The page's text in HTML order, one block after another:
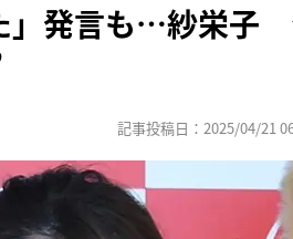
」発言も…紗栄子
記事投稿日：2025/04/21